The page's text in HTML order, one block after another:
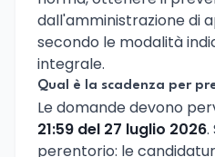
dall'amministrazione di
secondo le modalità
integrale.
Qual è la scadenza per
Le domande devono
21:59 del 27 luglio 2026.
perentorio: le